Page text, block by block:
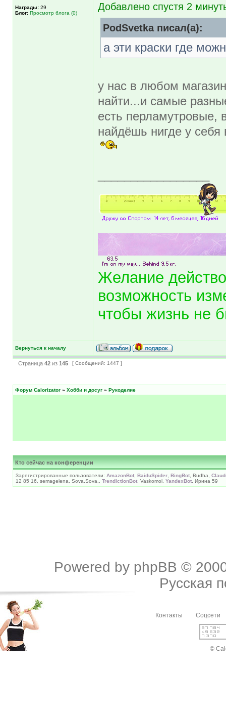
Награды: 29
Блог: Просмотр блога (0)
Добавлено спустя 2
PodSvetka писал(а):
а эти краски где
у нас в любом
найти...и самые
есть перламутровые,
найдёшь нигде у себя
Желание
возможность
чтобы жизнь не
Вернуться к началу
Страница 42 из 145 [ Сообщений: 1447 ]
Форум Calorizator » Хобби и досуг » Рукоделие
Кто сейчас на конференции
Зарегистрированные пользователи: AmazonBot BaiduSpider BingBot , Budha,
12 85 16, semagelena, Sova.Sova., TrendictionBot , Vaskomol, YandexBot , Ирина 59
Powered by phpBB ©
Русская
Контакты Соцсети
©